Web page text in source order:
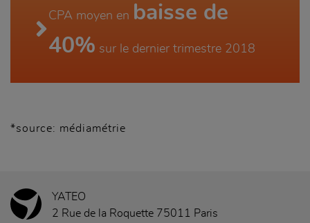
CPA moyen en
baisse de
40% sur le dernier trimestre 2018
*source: médiamétrie
YATEO
2 Rue de la Roquette 75011 Paris